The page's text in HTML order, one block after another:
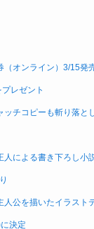
（オンライン）3/15
レゼント
ッチコピーも斬り落
人による書き下ろし小
人公を描いたイラスト
決定